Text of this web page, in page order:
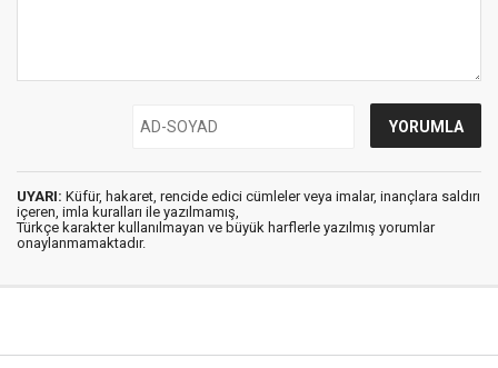
UYARI: Küfür, hakaret, rencide edici cümleler veya imalar, inançlara saldırı
içeren, imla kuralları ile yazılmamış,
Türkçe karakter kullanılmayan ve büyük harflerle yazılmış yorumlar
onaylanmamaktadır.